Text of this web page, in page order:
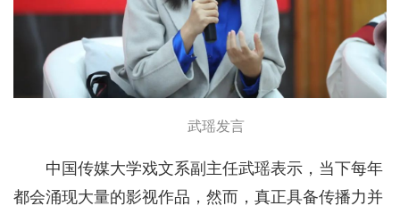
武瑶发言
中国传媒大学戏文系副主任武瑶表示，当下每年
都会涌现大量的影视作品，然而，真正具备传播力并